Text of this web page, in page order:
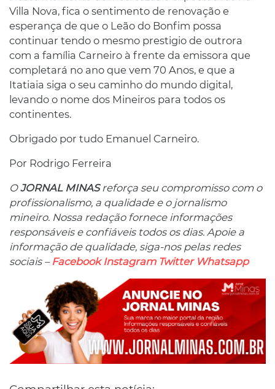
Villa Nova, fica o sentimento de renovação e
esperança de que o Leão do Bonfim possa
continuar tendo o mesmo prestigio de outrora
com a família Carneiro à frente da emissora que
completará no ano que vem 70 Anos, e que a
Itatiaia siga o seu caminho do mundo digital,
levando o nome dos Mineiros para todos os
continentes.
Obrigado por tudo Emanuel Carneiro.
Por Rodrigo Ferreira
OJORNAL MINASreforça seu compromisso com o
profissionalismo, a qualidade e o jornalismo
mineiro. Nossa redação fornece informações
responsáveis ​​e confiáveis ​​todos os dias. Apoie a
informação de qualidade, siga-nos pelas redes
sociais – Facebook Instagram Twitter Whatsapp